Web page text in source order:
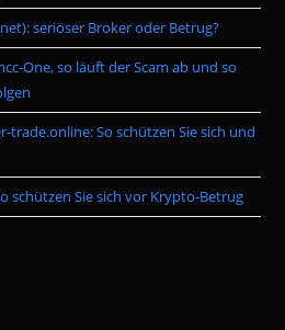
seriöser Broker oder Betrug?
One, so läuft der Scam ab und so
So schützen Sie sich und
schützen Sie sich vor Krypto-Betrug